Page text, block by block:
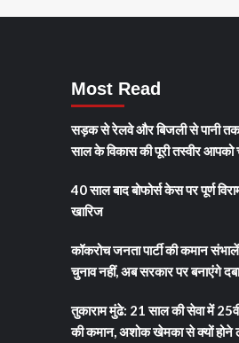
को
हराया
Most Read
सड़क से रेलवे और बिजली से पानी
साल के विकास की पूरी तस्वीर आपको
40 साल बाद बोफोर्स केस पर पूर्ण
खारिज
कॉकरोच जनता पार्टी की कमान
चुनाव नहीं, अब सरकार पर बनाएंगे
तुकाराम मुंढे: 21 साल की सेवा में
की कमान, अशोक खेमका से क्यों होने